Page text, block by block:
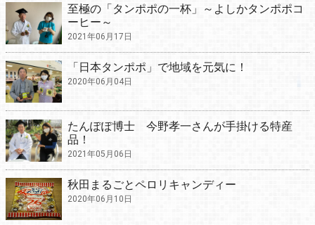
至極の「タンポポの一杯」～よしかタンポポコ
ーヒー～
2021年06月17日
「日本タンポポ」で地域を元気に！
2020年06月04日
たんぽぽ博士 今野孝一さんが手掛ける特産
品！
2021年05月06日
秋田まるごとペロリキャンディー
2020年06月10日